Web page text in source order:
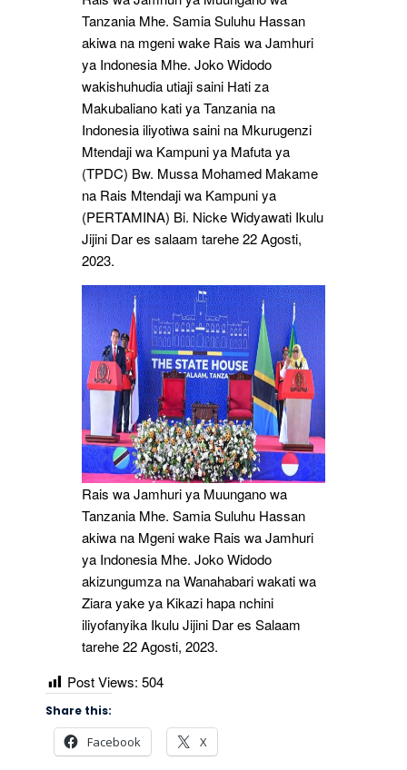
Tanzania Mhe. Samia Suluhu Hassan
akiwa na mgeni wake Rais wa Jamhuri
ya Indonesia Mhe. Joko Widodo
wakishuhudia utiaji saini Hati za
Makubaliano kati ya Tanzania na
Indonesia iliyotiwa saini na Mkurugenzi
Mtendaji wa Kampuni ya Mafuta ya
(TPDC) Bw. Mussa Mohamed Makame
na Rais Mtendaji wa Kampuni ya
(PERTAMINA) Bi. Nicke Widyawati Ikulu
Jijini Dar es salaam tarehe 22 Agosti,
2023.
Rais wa Jamhuri ya Muungano wa
Tanzania Mhe. Samia Suluhu Hassan
akiwa na Mgeni wake Rais wa Jamhuri
ya Indonesia Mhe. Joko Widodo
akizungumza na Wanahabari wakati wa
Ziara yake ya Kikazi hapa nchini
iliyofanyika Ikulu Jijini Dar es Salaam
tarehe 22 Agosti, 2023.
Post Views: 504
Share this:
Facebook X